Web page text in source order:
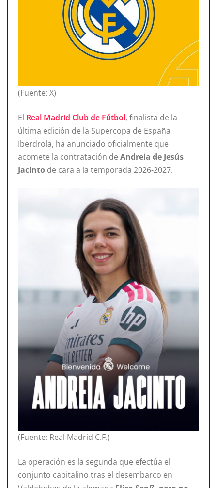
(Fuente: X)
El Real Madrid Club de Fútbol, finalista de la
última edición de la Supercopa de España
Iberdrola, ha anunciado oficialmente que
acomete la contratación de Andreia de Jesús
Jacinto de cara a la temporada 2026-2027.
(Fuente: Real Madrid C.F.)
La operación es la segunda que efectúa el
conjunto capitalino tras el desembarco en